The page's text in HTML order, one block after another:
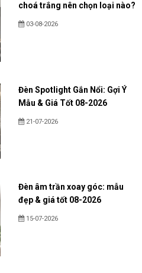
choá trắng nên chọn loại nào?
03-08-2026
Đèn Spotlight Gắn Nổi: Gợi Ý
Mẫu & Giá Tốt 08-2026
21-07-2026
Đèn âm trần xoay góc: mẫu
đẹp & giá tốt 08-2026
15-07-2026